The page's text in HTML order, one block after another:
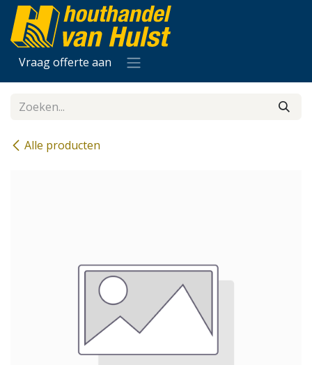
Overslaan naar inhoud
Vraag offerte aan
Alle producten